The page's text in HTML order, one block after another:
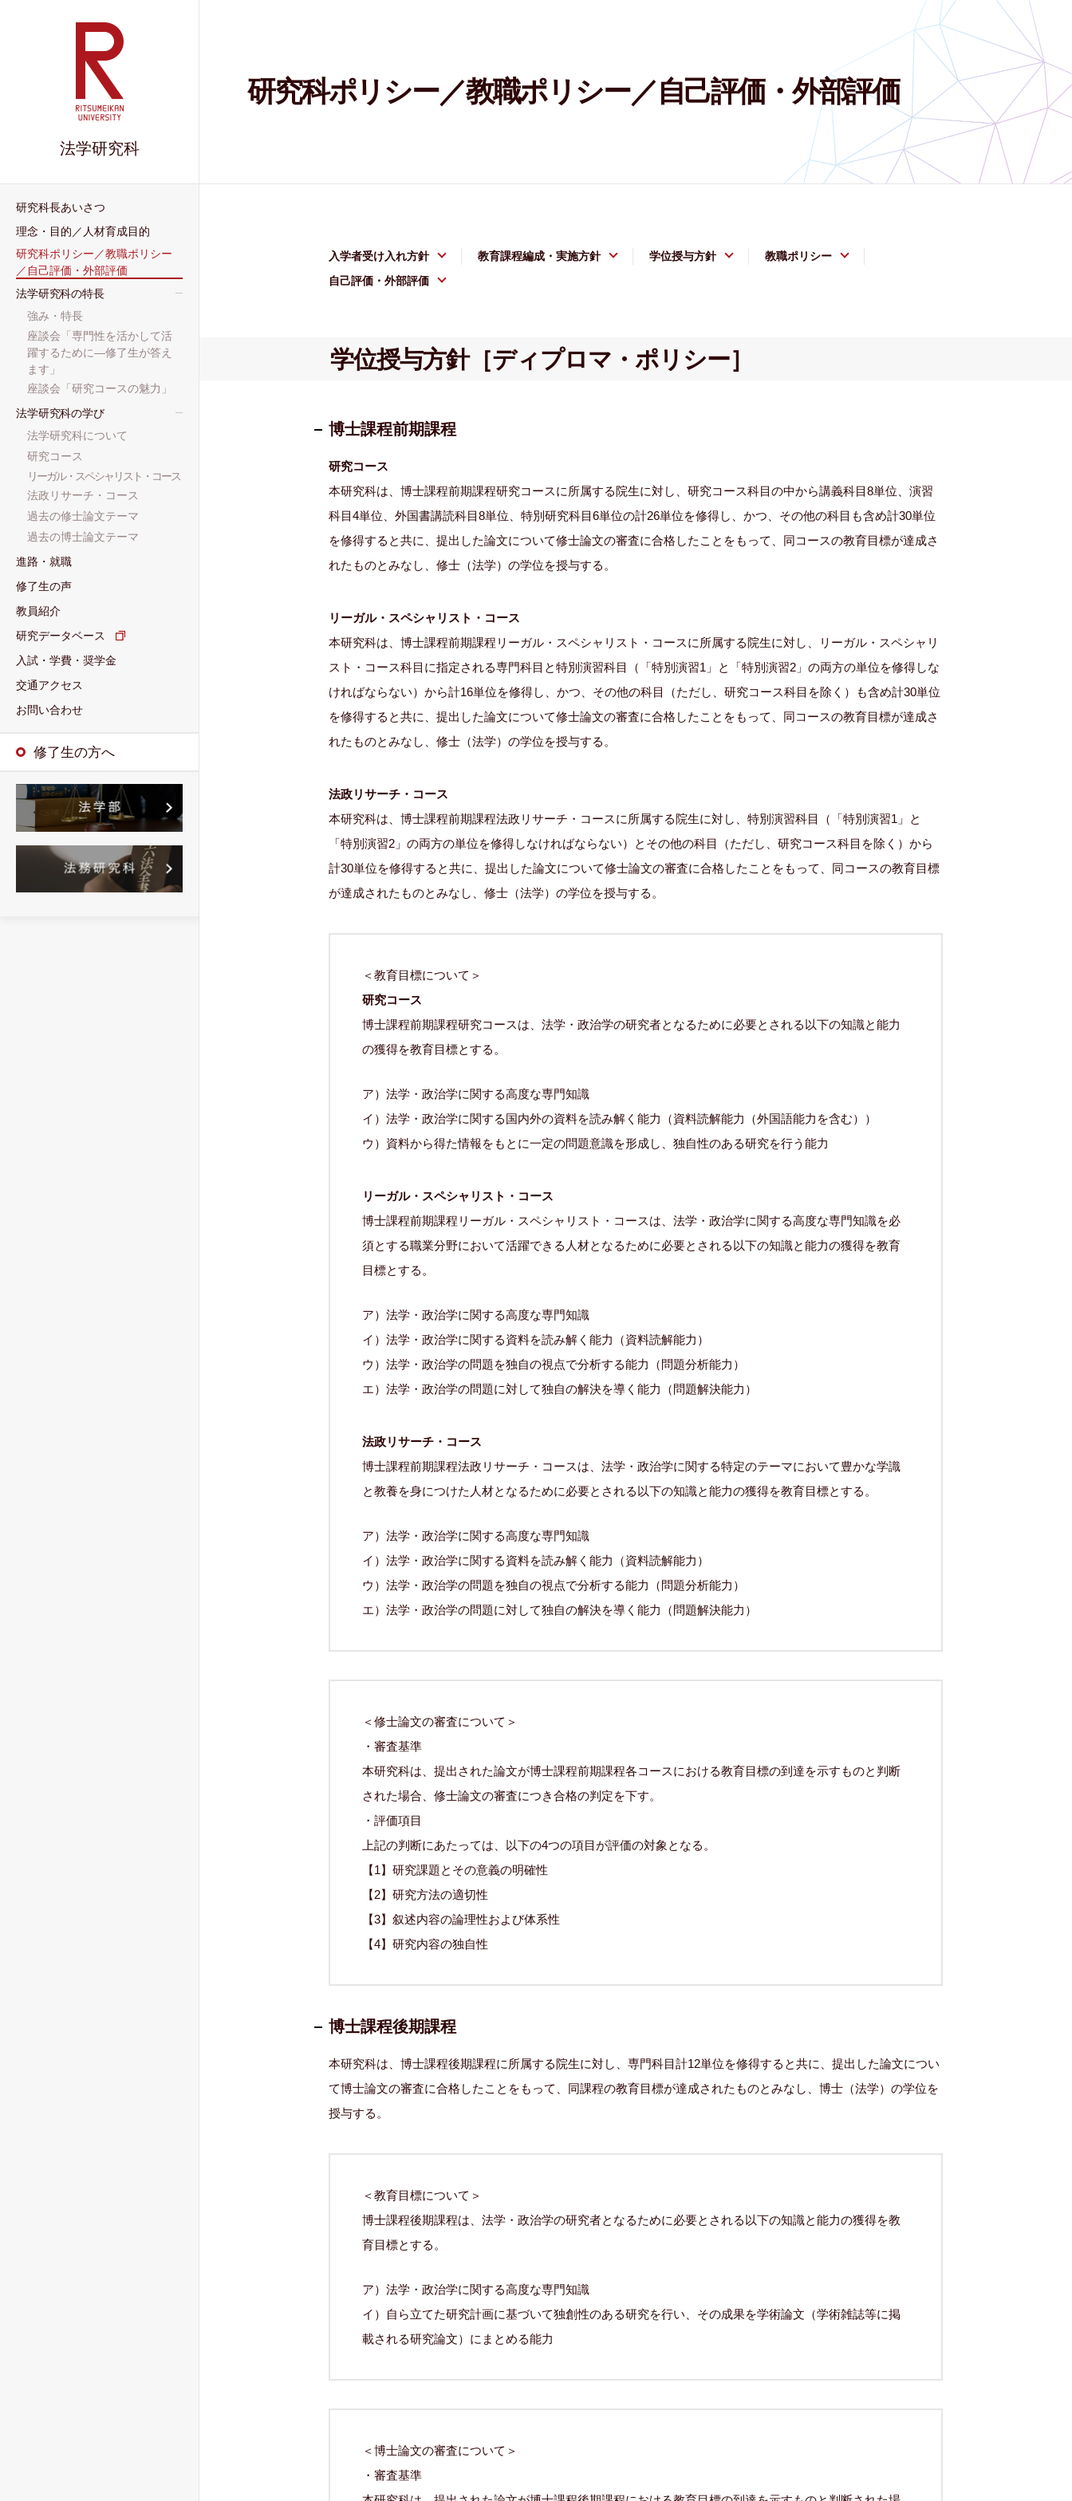
法学研究科
研究科長あいさつ
理念・目的／人材育成目的
研究科ポリシー／教職ポリシー
／自己評価・外部評価
法学研究科の特長
強み・特長
座談会「専門性を活かして活
躍するために―修了生が答え
ます」
座談会「研究コースの魅力」
法学研究科の学び
法学研究科について
研究コース
リーガル・スペシャリスト・コース
法政リサーチ・コース
過去の修士論文テーマ
過去の博士論文テーマ
進路・就職
修了生の声
教員紹介
研究データベース
入試・学費・奨学金
交通アクセス
お問い合わせ
修了生の方へ
研究科ポリシー／教職ポリシー／自己評価・外部評価
入学者受け入れ方針 教育課程編成・実施方針 学位授与方針
教職ポリシー
自己評価・外部評価
学位授与方針［ディプロマ・ポリシー］
博士課程前期課程
研究コース
本研究科は、博士課程前期課程研究コースに所属する院生に対し、研究コース科目の中から講義科目8単位、演習
科目4単位、外国書講読科目8単位、特別研究科目6単位の計26単位を修得し、かつ、その他の科目も含め計30単位
を修得すると共に、提出した論文について修士論文の審査に合格したことをもって、同コースの教育目標が達成さ
れたものとみなし、修士（法学）の学位を授与する。
リーガル・スペシャリスト・コース
本研究科は、博士課程前期課程リーガル・スペシャリスト・コースに所属する院生に対し、リーガル・スペシャリ
スト・コース科目に指定される専門科目と特別演習科目（「特別演習1」と「特別演習2」の両方の単位を修得しな
ければならない）から計16単位を修得し、かつ、その他の科目（ただし、研究コース科目を除く）も含め計30単位
を修得すると共に、提出した論文について修士論文の審査に合格したことをもって、同コースの教育目標が達成さ
れたものとみなし、修士（法学）の学位を授与する。
法政リサーチ・コース
本研究科は、博士課程前期課程法政リサーチ・コースに所属する院生に対し、特別演習科目（「特別演習1」と
「特別演習2」の両方の単位を修得しなければならない）とその他の科目（ただし、研究コース科目を除く）から
計30単位を修得すると共に、提出した論文について修士論文の審査に合格したことをもって、同コースの教育目標
が達成されたものとみなし、修士（法学）の学位を授与する。
＜教育目標について＞
研究コース
博士課程前期課程研究コースは、法学・政治学の研究者となるために必要とされる以下の知識と能力
の獲得を教育目標とする。
ア）法学・政治学に関する高度な専門知識
イ）法学・政治学に関する国内外の資料を読み解く能力（資料読解能力（外国語能力を含む））
ウ）資料から得た情報をもとに一定の問題意識を形成し、独自性のある研究を行う能力
リーガル・スペシャリスト・コース
博士課程前期課程リーガル・スペシャリスト・コースは、法学・政治学に関する高度な専門知識を必
須とする職業分野において活躍できる人材となるために必要とされる以下の知識と能力の獲得を教育
目標とする。
ア）法学・政治学に関する高度な専門知識
イ）法学・政治学に関する資料を読み解く能力（資料読解能力）
ウ）法学・政治学の問題を独自の視点で分析する能力（問題分析能力）
エ）法学・政治学の問題に対して独自の解決を導く能力（問題解決能力）
法政リサーチ・コース
博士課程前期課程法政リサーチ・コースは、法学・政治学に関する特定のテーマにおいて豊かな学識
と教養を身につけた人材となるために必要とされる以下の知識と能力の獲得を教育目標とする。
ア）法学・政治学に関する高度な専門知識
イ）法学・政治学に関する資料を読み解く能力（資料読解能力）
ウ）法学・政治学の問題を独自の視点で分析する能力（問題分析能力）
エ）法学・政治学の問題に対して独自の解決を導く能力（問題解決能力）
＜修士論文の審査について＞
・審査基準
本研究科は、提出された論文が博士課程前期課程各コースにおける教育目標の到達を示すものと判断
された場合、修士論文の審査につき合格の判定を下す。
・評価項目
上記の判断にあたっては、以下の4つの項目が評価の対象となる。
【1】研究課題とその意義の明確性
【2】研究方法の適切性
【3】叙述内容の論理性および体系性
【4】研究内容の独自性
博士課程後期課程
本研究科は、博士課程後期課程に所属する院生に対し、専門科目計12単位を修得すると共に、提出した論文につい
て博士論文の審査に合格したことをもって、同課程の教育目標が達成されたものとみなし、博士（法学）の学位を
授与する。
＜教育目標について＞
博士課程後期課程は、法学・政治学の研究者となるために必要とされる以下の知識と能力の獲得を教
育目標とする。
ア）法学・政治学に関する高度な専門知識
イ）自ら立てた研究計画に基づいて独創性のある研究を行い、その成果を学術論文（学術雑誌等に掲
載される研究論文）にまとめる能力
＜博士論文の審査について＞
・審査基準